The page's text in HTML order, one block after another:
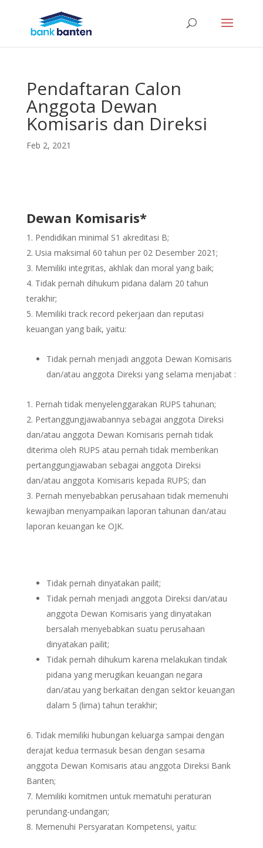
Pendaftaran Calon
Anggota Dewan
Komisaris dan Direksi
Feb 2, 2021
Dewan Komisaris*
Pendidikan minimal S1 akreditasi B;
Usia maksimal 60 tahun per 02 Desember 2021;
Memiliki integritas, akhlak dan moral yang baik;
Tidak pernah dihukum pidana dalam 20 tahun
terakhir;
Memiliki track record pekerjaan dan reputasi
keuangan yang baik, yaitu:
Tidak pernah menjadi anggota Dewan Komisaris
dan/atau anggota Direksi yang selama menjabat :
Pernah tidak menyelenggarakan RUPS tahunan;
Pertanggungjawabannya sebagai anggota Direksi
dan/atau anggota Dewan Komisaris pernah tidak
diterima oleh RUPS atau pernah tidak memberikan
pertanggungjawaban sebagai anggota Direksi
dan/atau anggota Komisaris kepada RUPS; dan
Pernah menyebabkan perusahaan tidak memenuhi
kewajiban menyampaikan laporan tahunan dan/atau
laporan keuangan ke OJK.
Tidak pernah dinyatakan pailit;
Tidak pernah menjadi anggota Direksi dan/atau
anggota Dewan Komisaris yang dinyatakan
bersalah menyebabkan suatu perusahaan
dinyatakan pailit;
Tidak pernah dihukum karena melakukan tindak
pidana yang merugikan keuangan negara
dan/atau yang berkaitan dengan sektor keuangan
dalam 5 (lima) tahun terakhir;
Tidak memiliki hubungan keluarga sampai dengan
derajat kedua termasuk besan dengan sesama
anggota Dewan Komisaris atau anggota Direksi Bank
Banten;
Memiliki komitmen untuk mematuhi peraturan
perundang-undangan;
Memenuhi Persyaratan Kompetensi, yaitu: